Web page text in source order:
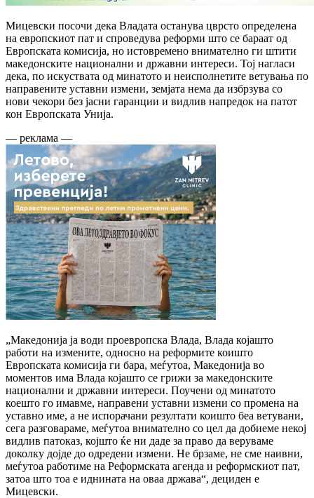
Мицевски посочи дека Владата останува цврсто определена
на европскиот пат и спроведува реформи што се бараат од
Европската комисија, но истовремено внимателно ги штити
македонските национални и државни интереси. Тој нагласи
дека, по искуствата од минатото и неисполнетите ветувања по
направените уставни измени, земјата нема да избрзува со
нови чекори без јасни гаранции и видлив напредок на патот
кон Европската Унија.
— реклама —
„Македонија ја води проевропска Влада, Влада којашто
работи на измените, односно на реформите коишто
Европската комисија ги бара, меѓутоа, Македонија во
моментов има Влада којашто се грижи за македонските
национални и државни интереси. Поучени од минатото
коешто го имавме, направени уставни измени со промена на
уставно име, а не испорачани резултати коишто беа ветувани,
сега разговараме, меѓутоа внимателно со цел да добиеме некој
видлив патоказ, којшто ќе ни даде за право да веруваме
доколку дојде до одредени измени. Не брзаме, не сме наивни,
меѓутоа работиме на Реформската агенда и реформскиот пат,
затоа што тоа е иднината на оваа држава“, дециден е
Мицевски.